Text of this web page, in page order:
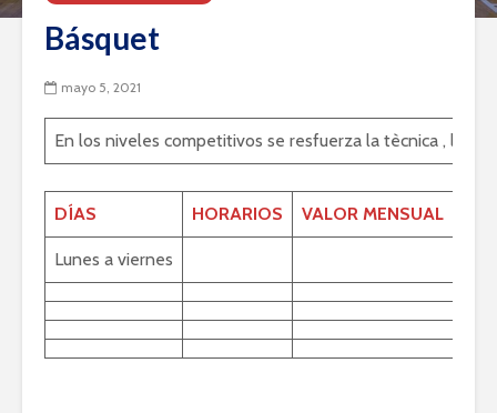
Básquet
mayo 5, 2021
En los niveles competitivos se resfuerza la tècnica , la
DÍAS HORARIOS VALOR MENSUAL
Lunes a viernes